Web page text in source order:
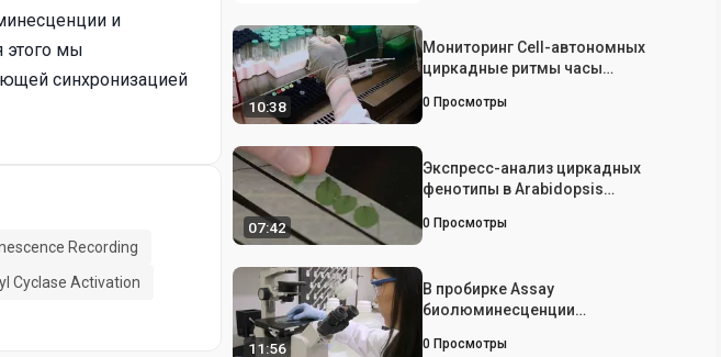
и
этого мы
синхронизацией
Recording
Cyclase Activation
10:38
Мониторинг Cell-автономных
циркадные ритмы часы
Использование Репортеры
0 Просмотры
07:42
Экспресс-анализ циркадных
фенотипы в Arabidopsis
Люминесцентные Clock Reporter
0 Просмотры
11:56
В пробирке Assay
биолюминесценции
в эпителиальных клеток
0 Просмотры